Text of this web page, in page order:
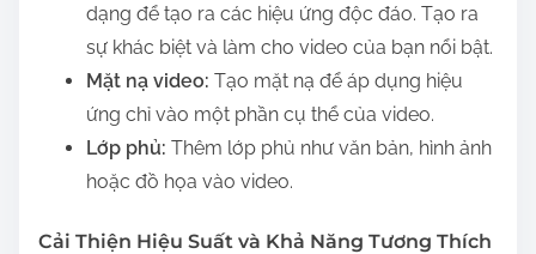
dạng để tạo ra các hiệu ứng độc đáo. Tạo ra
sự khác biệt và làm cho video của bạn nổi bật.
Mặt nạ video: Tạo mặt nạ để áp dụng hiệu
ứng chỉ vào một phần cụ thể của video.
Lớp phủ: Thêm lớp phủ như văn bản, hình ảnh
hoặc đồ họa vào video.
Cải Thiện Hiệu Suất và Khả Năng Tương Thích